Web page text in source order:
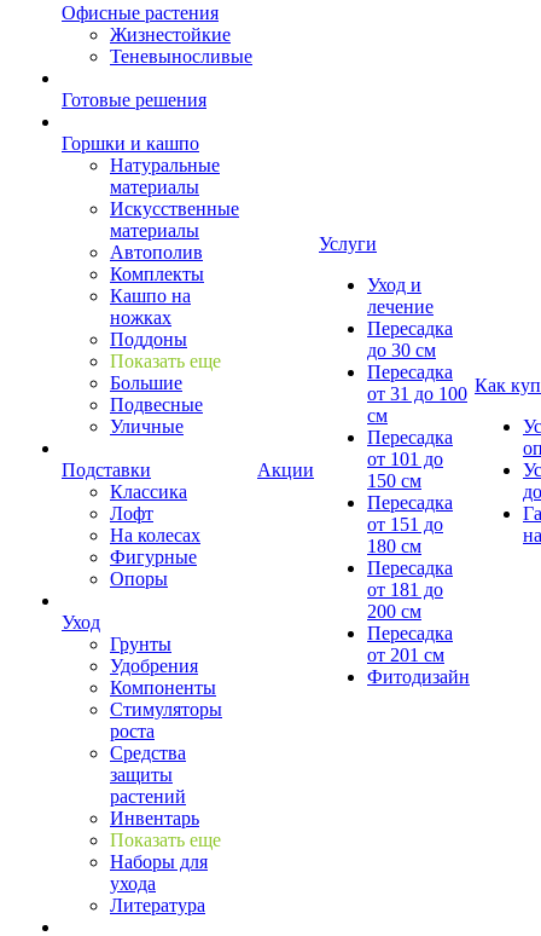
Офисные растения
Жизнестойкие
Теневыносливые
Готовые решения
Горшки и кашпо
Натуральные
материалы
Искусственные
материалы
Автополив
Комплекты
Кашпо на
ножках
Поддоны
Показать еще
Большие
Подвесные
Уличные
Подставки
Классика
Лофт
На колесах
Фигурные
Опоры
Уход
Грунты
Удобрения
Компоненты
Стимуляторы
роста
Средства
защиты
растений
Инвентарь
Показать еще
Наборы для
ухода
Литература
Акции
Услуги
Уход и
лечение
Пересадка
до 30 см
Пересадка
от 31 до 100
см
Пересадка
от 101 до
150 см
Пересадка
от 151 до
180 см
Пересадка
от 181 до
200 см
Пересадка
от 201 см
Фитодизайн
Как